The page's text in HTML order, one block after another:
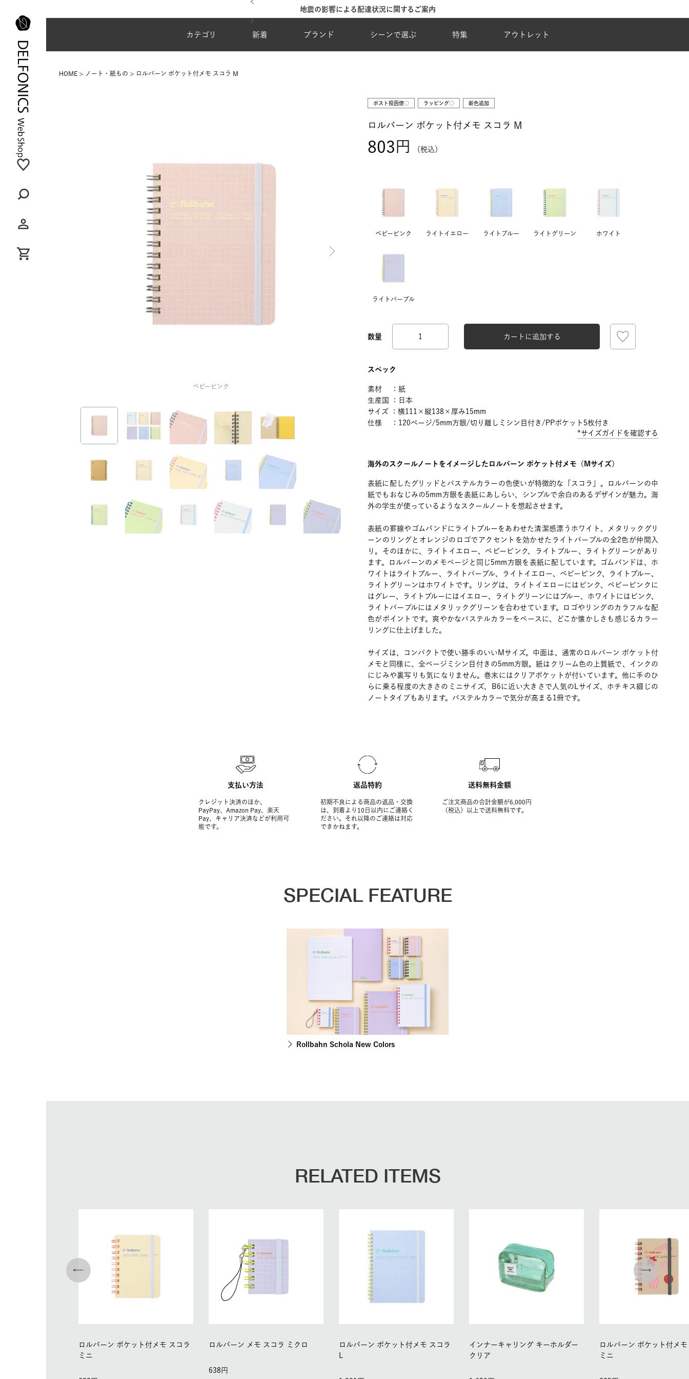
地震の影響による配達状況に関するご案内
カテゴリ 新着 ブランド シーンで選ぶ 特集 アウトレット
HOME ノート・紙もの ロルバーン ポケット付メモ スコラ M
ベビーピンク
ポスト投函便○ ラッピング○ 新色追加
ロルバーン ポケット付メモ スコラ M
803 税込
ベビーピンク ライトイエロー ライトブルー ライトグリーン ホワイト
ライトパープル
カートに追加する
スペック
素材 ：紙
生産国 ：日本
サイズ ：横111×縦138×厚み15mm
仕様 ：120ページ/5mm方眼/切り離しミシン目付き/PPポケット5枚付き
*サイズガイドを確認する
海外のスクールノートをイメージしたロルバーン ポケット付メモ（Mサイズ）
表紙に配したグリッドとパステルカラーの色使いが特徴的な「スコラ」。ロルバーンの中
紙でもおなじみの5mm方眼を表紙にあしらい、シンプルで余白のあるデザインが魅力。海
外の学生が使っているようなスクールノートを想起させます。
表紙の罫線やゴムバンドにライトブルーをあわせた清潔感漂うホワイト、メタリックグリ
ーンのリングとオレンジのロゴでアクセントを効かせたライトパープルの全2色が仲間入
り。そのほかに、ライトイエロー、ベビーピンク、ライトブルー、ライトグリーンがあり
ます。ロルバーンのメモページと同じ5mm方眼を表紙に配しています。ゴムバンドは、ホ
ワイトはライトブルー、ライトパープル、ライトイエロー、ベビーピンク、ライトブルー、
ライトグリーンはホワイトです。リングは、ライトイエローにはピンク、ベビーピンクに
はグレー、ライトブルーにはイエロー、ライトグリーンにはブルー、ホワイトにはピンク、
ライトパープルにはメタリックグリーンを合わせています。ロゴやリングのカラフルな配
色がポイントです。爽やかなパステルカラーをベースに、どこか懐かしさも感じるカラー
リングに仕上げました。
サイズは、コンパクトで使い勝手のいいMサイズ。中面は、通常のロルバーン ポケット付
メモと同様に、全ページミシン目付きの5mm方眼。紙はクリーム色の上質紙で、インクの
にじみや裏写りも気になりません。巻末にはクリアポケットが付いています。他に手のひ
らに乗る程度の大きさのミニサイズ、B6に近い大きさで人気のLサイズ、ホチキス綴じの
ノートタイプもあります。パステルカラーで気分が高まる1冊です。
支払い方法
クレジット決済のほか、
PayPay、Amazon Pay、楽天
Pay、キャリア決済などが利用可
能です。
返品特約
初期不良による商品の返品・交換
は、到着より10日以内にご連絡く
ださい。それ以降のご連絡は対応
できかねます。
送料無料金額
ご注文商品の合計金額が6,000円
（税込）以上で送料無料です。
SPECIAL FEATURE
Rollbahn Schola New Colors
RELATED ITEMS
ロルバーン ポケット付メモ スコラ
ミニ
ロルバーン メモ スコラ ミクロ
638
ロルバーン ポケット付メモ スコラ
インナーキャリング キーホルダー
クリア
ロルバーン ポケット付メ
ミニ